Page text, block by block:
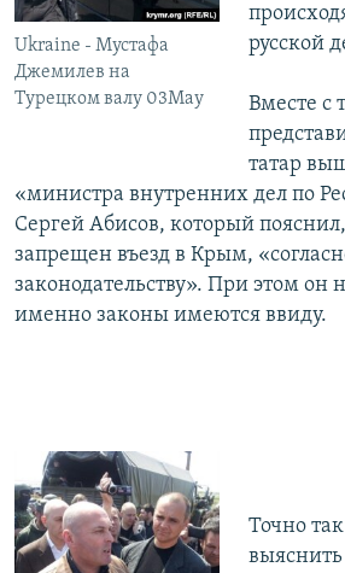
Ukraine - Мустафа
Джемилев на
Турецком валу 03May
русской
Вместе с
татар
«министра внутренних дел по
Сергей Абисов, который
запрещен въезд в Крым,
законодательству». При этом он
именно законы имеются ввиду.
Точно
выяснить